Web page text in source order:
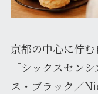
京都の中心に佇
「シックスセン
ス・ブラック／